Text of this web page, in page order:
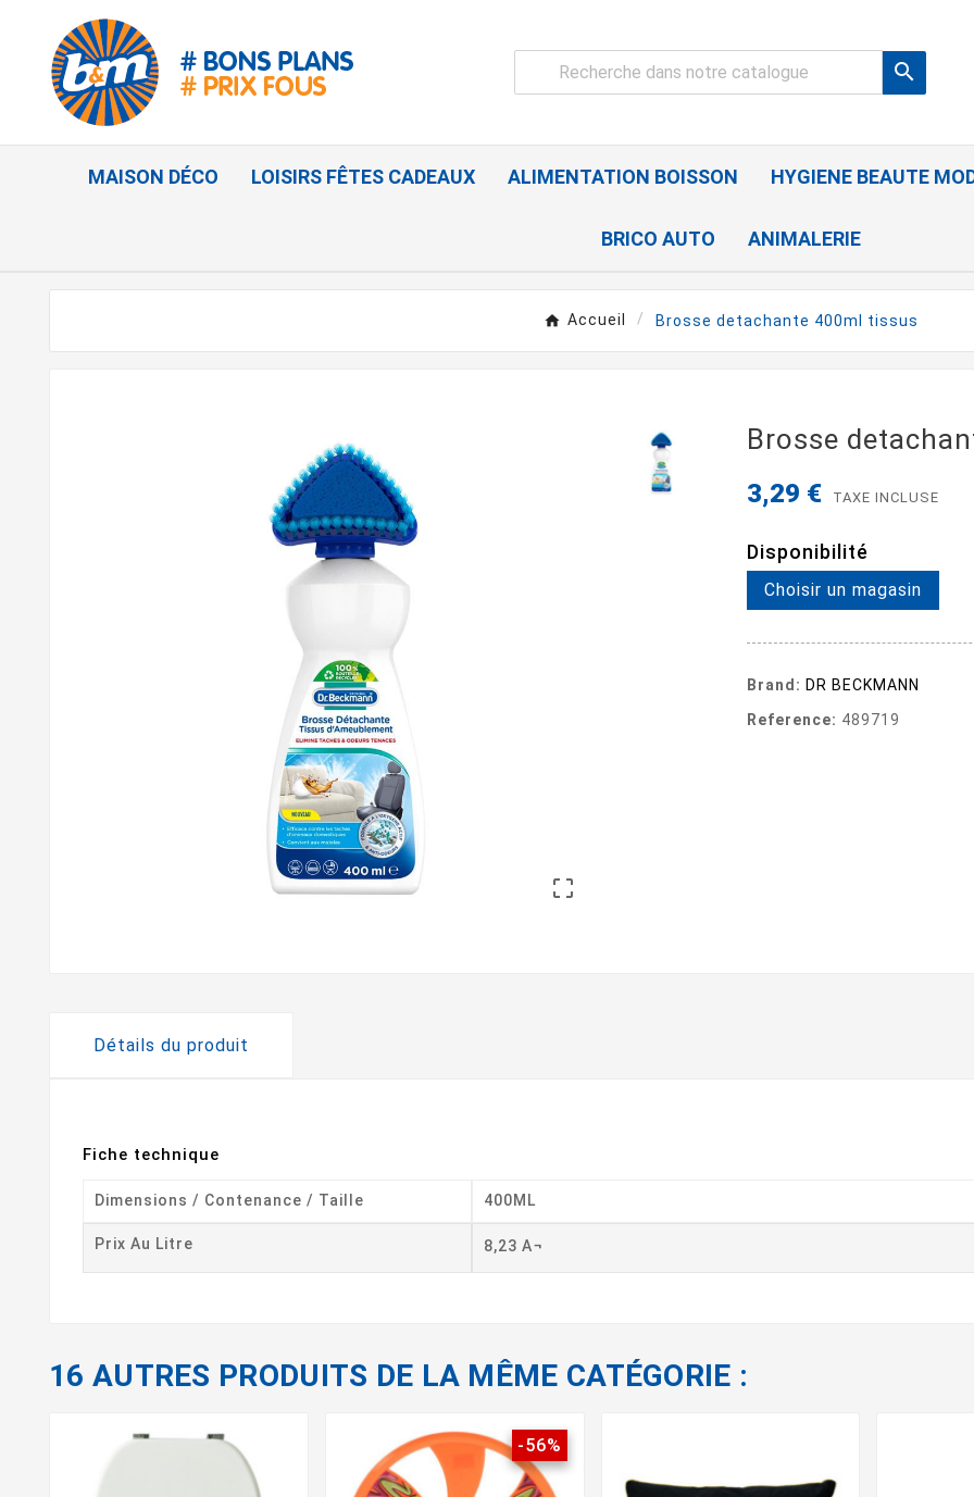

MAISON DÉCO LOISIRS FÊTES CADEAUX ALIMENTATION BOISSON HYGIENE BEAUTE
BRICO AUTO ANIMALERIE
Accueil Brosse detachante 400ml tissus

Brosse
3,29 € TAXE INCLUSE
Disponibilité
Choisir un magasin
Brand: DR BECKMANN
Reference: 489719
Détails du produit
Fiche technique
Dimensions / Contenance / Taille 400ML
Prix Au Litre 8,23 A¬
16 AUTRES PRODUITS DE LA MÊME CATÉGORIE :
-56%